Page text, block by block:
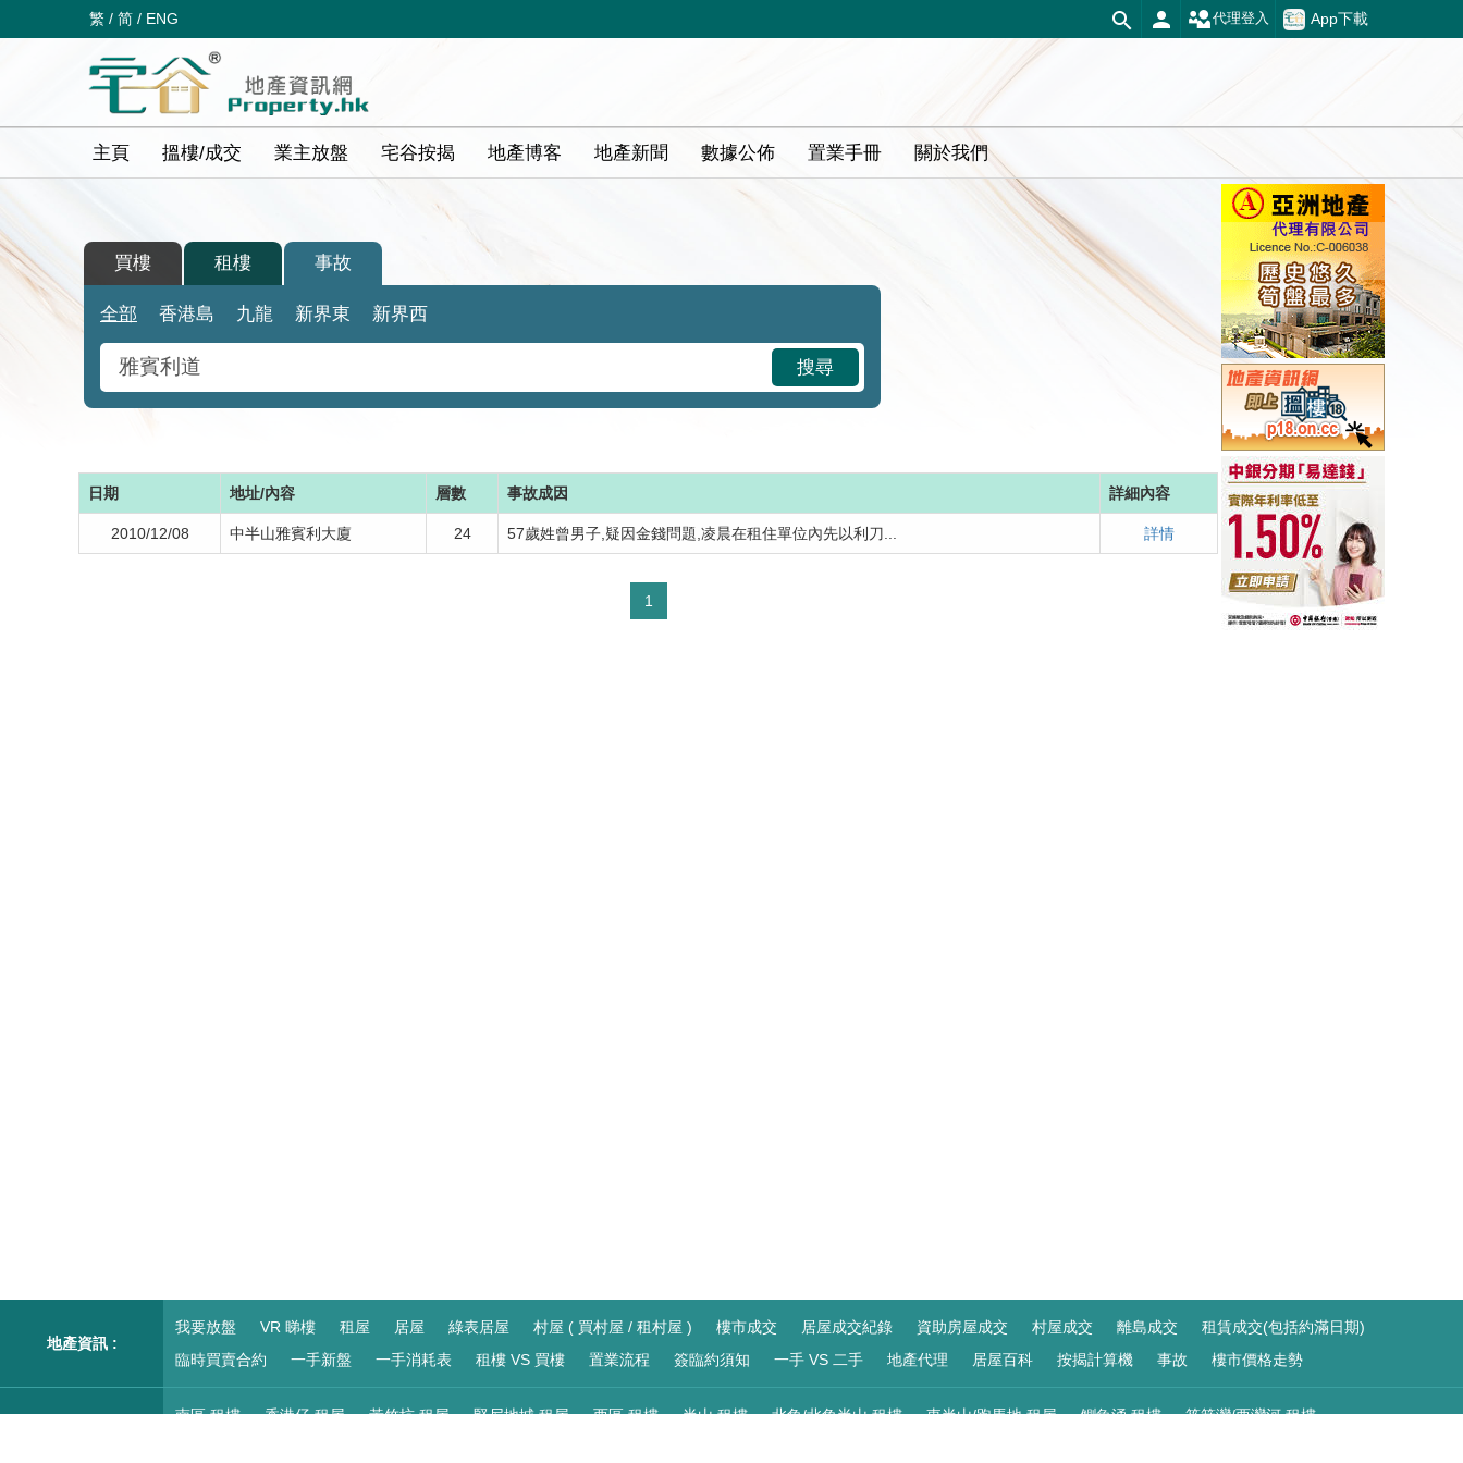
繁 / 简 / ENG App下載
代理登入
主頁 搵樓/成交 業主放盤 宅谷按揭 地產博客 地產新聞 數據公佈 置業手冊 關於我們
買樓 租樓 事故
全部 香港島 九龍 新界東 新界西
搜尋
日期 地址/內容 層數 事故成因 詳細內容
2010/12/08 中半山雅賓利大廈 24 57歲姓曾男子,疑因金錢問題,凌晨在租住單位內先以利刀... 詳情
1
地產資訊 :
我要放盤 VR 睇樓 租屋 居屋 綠表居屋 村屋 ( 買村屋 / 租村屋 ) 樓市成交 居屋成交紀錄 資助房屋成交 村屋成交 離島成交
租賃成交(包括約滿日期)
臨時買賣合約
一手新盤 一手消耗表 租樓 VS 買樓 置業流程 簽臨約須知 一手 VS 二手 地產代理 居屋百科 按揭計算機 事故 樓市價格走勢
南區 租樓 香港仔 租屋 黃竹坑 租屋 堅尼地城 租屋 西區 租樓 半山 租樓 北角/北角半山 租樓 東半山/跑馬地 租屋 鰂魚涌 租樓
筲箕灣/西灣河 租樓